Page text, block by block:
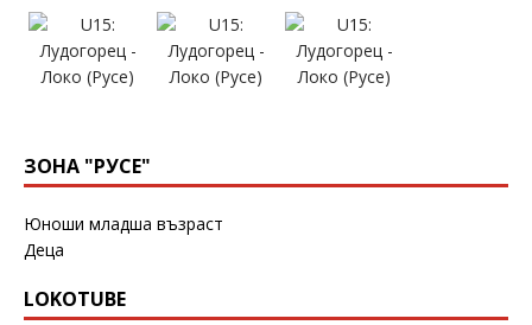
ЗОНА "РУСЕ"
Юноши младша възраст
Деца
LOKOTUBE